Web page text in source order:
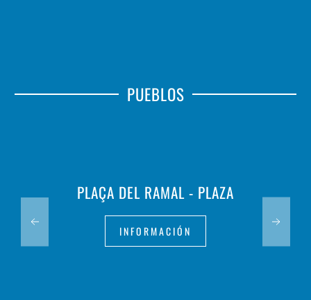
PUEBLOS
PLAÇA DEL RAMAL - PLAZA
INFORMACIÓN